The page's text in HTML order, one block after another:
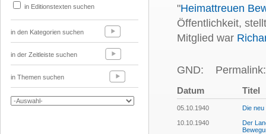
in Editionstexten suchen
in den Kategorien suchen
in der Zeitleiste suchen
in Themen suchen
"Heimattreuen
Öffentlichkeit,
Mitglied war
GND:
Datum Titel
05.10.1940 Die neu
10.10.1940
Der